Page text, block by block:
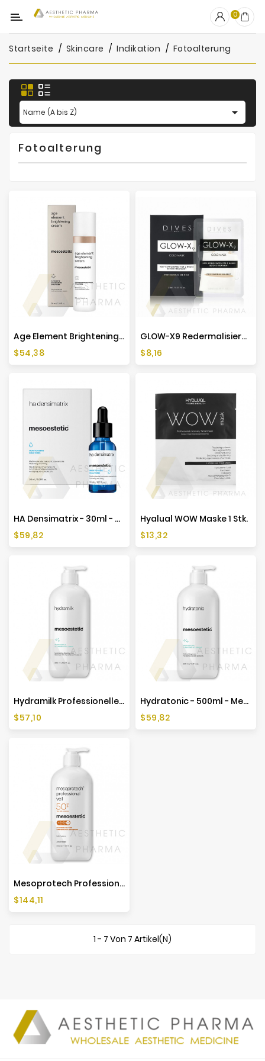
Kategorie
OUTLET
Fillers
Biostimulatoren
Mesotherapie
Peelings
0
Startseite Skincare Indikation Fotoalterung
Name (A bis Z) 
Fotoalterung
Age Element Brightening Cream - 50ml - Mesoestetic
Preis
$54,38
GLOW-X9 Redermalisierende Maske 35ml
Preis
$8,16
HA Densimatrix - 30ml - Mesoestetic
Preis
$59,82
Hyalual WOW Maske 1 Stk.
Preis
$13,32
Hydramilk Professionelle Reinigungslösung – 500 Ml – Mesoestetic
Preis
$57,10
Hydratonic - 500ml - Mesoestetic
Preis
$59,82
Mesoprotech Professional Veil SPF50+ - 500ml - Mesoestetic
Preis
$144,11
1 - 7 Von 7 Artikel(n)